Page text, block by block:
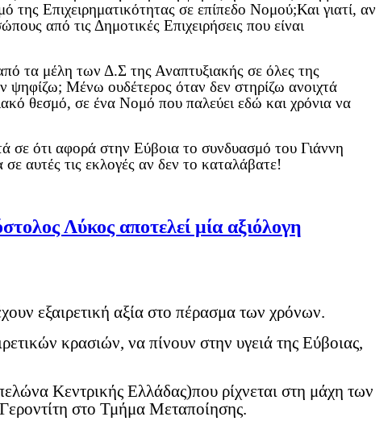
της Επιχειρηματικότητας σε επίπεδο Νομού;Και γιατί, αν
από τις Δημοτικές Επιχειρήσεις που είναι
τα μέλη των Δ.Σ της Αναπτυξιακής σε όλες της
ψηφίζω; Μένω ουδέτερος όταν δεν στηρίζω ανοιχτά
θεσμό, σε ένα Νομό που παλεύει εδώ και χρόνια να
σε ότι αφορά στην Εύβοια το συνδυασμό του Γιάννη
αυτές τις εκλογές αν δεν το καταλάβατε!
Λύκος αποτελεί μία αξιόλογη
εξαιρετική αξία στο πέρασμα των χρόνων.
κρασιών, να πίνουν στην υγειά της Εύβοιας,
Κεντρικής Ελλάδας)που ρίχνεται στη μάχη των
στο Τμήμα Μεταποίησης.